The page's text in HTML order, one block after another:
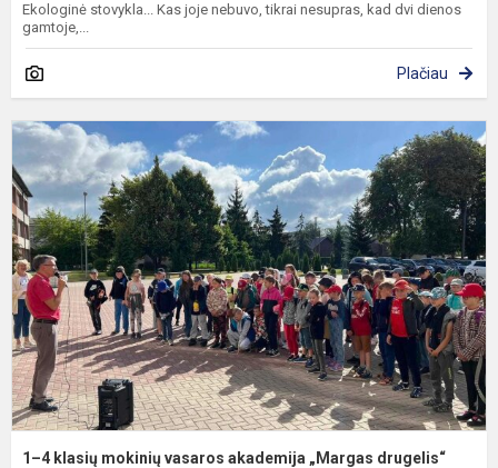
Ekologinė stovykla... Kas joje nebuvo, tikrai nesupras, kad dvi dienos
gamtoje,...
Plačiau
1–4 klasių mokinių vasaros akademija „Margas drugelis“